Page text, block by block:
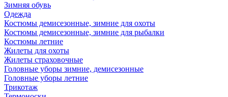
Зимняя обувь
Одежда
Костюмы демисезонные, зимние для охоты
Костюмы демисезонные, зимние для рыбалки
Костюмы летние
Жилеты для охоты
Жилеты страховочные
Головные уборы зимние, демисезонные
Головные уборы летние
Трикотаж